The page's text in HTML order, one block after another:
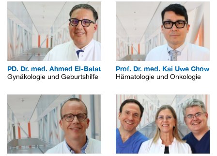
PD. Dr. med. Ahmed El-Balat
Gynäkologie und Geburtshilfe
Prof. Dr. med. Kai Uwe Chow
Hämatologie und Onkologie